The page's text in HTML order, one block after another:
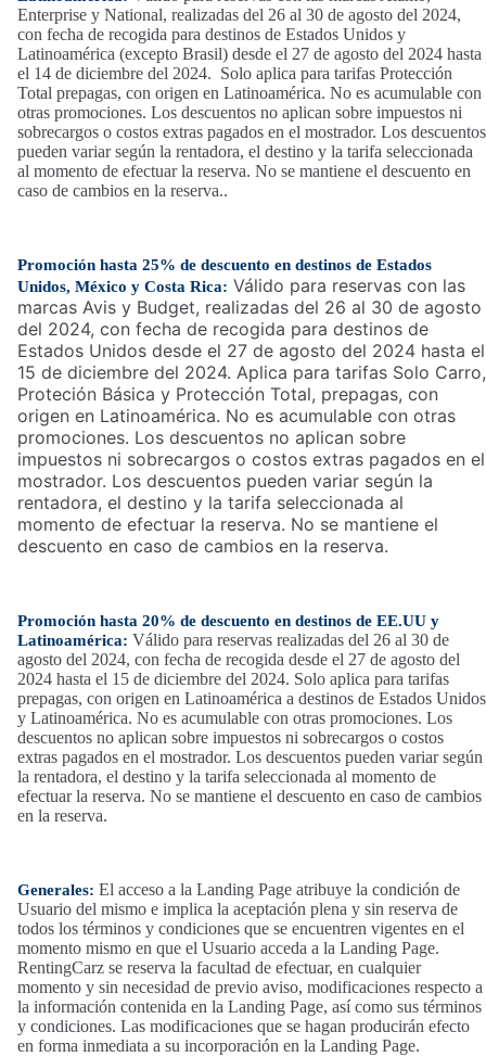
Enterprise y National, realizadas del 26 al 30 de agosto del 2024,
con fecha de recogida para destinos de Estados Unidos y
Latinoamérica (excepto Brasil) desde el 27 de agosto del 2024 hasta
el 14 de diciembre del 2024. Solo aplica para tarifas Protección
Total prepagas, con origen en Latinoamérica. No es acumulable con
otras promociones. Los descuentos no aplican sobre impuestos ni
sobrecargos o costos extras pagados en el mostrador. Los descuentos
pueden variar según la rentadora, el destino y la tarifa seleccionada
al momento de efectuar la reserva. No se mantiene el descuento en
caso de cambios en la reserva..
Promoción hasta 25% de descuento en destinos de Estados
Unidos, México y Costa Rica: Válido para reservas con las
marcas Avis y Budget, realizadas del 26 al 30 de agosto
del 2024, con fecha de recogida para destinos de
Estados Unidos desde el 27 de agosto del 2024 hasta el
15 de diciembre del 2024. Aplica para tarifas Solo Carro,
Proteción Básica y Protección Total, prepagas, con
origen en Latinoamérica. No es acumulable con otras
promociones. Los descuentos no aplican sobre
impuestos ni sobrecargos o costos extras pagados en el
mostrador. Los descuentos pueden variar según la
rentadora, el destino y la tarifa seleccionada al
momento de efectuar la reserva. No se mantiene el
descuento en caso de cambios en la reserva.
Promoción hasta 20% de descuento en destinos de EE.UU y
Latinoamérica: Válido para reservas realizadas del 26 al 30 de
agosto del 2024, con fecha de recogida desde el 27 de agosto del
2024 hasta el 15 de diciembre del 2024. Solo aplica para tarifas
prepagas, con origen en Latinoamérica a destinos de Estados Unidos
y Latinoamérica. No es acumulable con otras promociones. Los
descuentos no aplican sobre impuestos ni sobrecargos o costos
extras pagados en el mostrador. Los descuentos pueden variar según
la rentadora, el destino y la tarifa seleccionada al momento de
efectuar la reserva. No se mantiene el descuento en caso de cambios
en la reserva.
Generales: El acceso a la Landing Page atribuye la condición de
Usuario del mismo e implica la aceptación plena y sin reserva de
todos los términos y condiciones que se encuentren vigentes en el
momento mismo en que el Usuario acceda a la Landing Page.
RentingCarz se reserva la facultad de efectuar, en cualquier
momento y sin necesidad de previo aviso, modificaciones respecto a
la información contenida en la Landing Page, así como sus términos
y condiciones. Las modificaciones que se hagan producirán efecto
en forma inmediata a su incorporación en la Landing Page.